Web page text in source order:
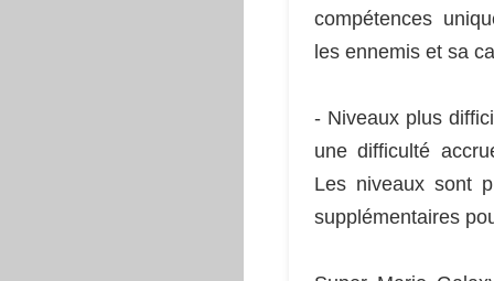
compétences
les ennemis et sa
- Niveaux plus
une difficulté
Les niveaux sont
supplémentaires